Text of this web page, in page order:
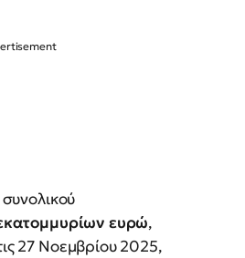
ευρώ,
27 Νοεμβρίου 2025,